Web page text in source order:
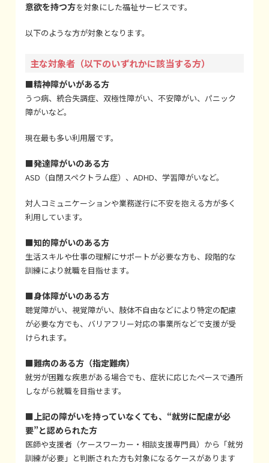
意欲を持つ方を対象にした福祉サービスです。
以下のような方が対象となります。
主な対象者（以下のいずれかに該当する方）
■精神障がいがある方
うつ病、統合失調症、双極性障がい、不安障がい、パニック
障がいなど。
現在最も多い利用層です。
■発達障がいのある方
ASD（自閉スペクトラム症）、ADHD、学習障がいなど。
対人コミュニケーションや業務遂行に不安を抱える方が多く
利用しています。
■知的障がいのある方
生活スキルや仕事の理解にサポートが必要な方も、段階的な
訓練により就職を目指せます。
■身体障がいのある方
聴覚障がい、視覚障がい、肢体不自由などにより特定の配慮
が必要な方でも、バリアフリー対応の事業所などで支援が受
けられます。
■難病のある方（指定難病）
就労が困難な疾患がある場合でも、症状に応じたペースで通所
しながら就職を目指せます。
■上記の障がいを持っていなくても、“就労に配慮が必
要”と認められた方
医師や支援者（ケースワーカー・相談支援専門員）から「就労
訓練が必要」と判断された方も対象になるケースがあります